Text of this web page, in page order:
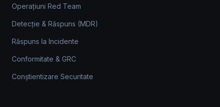
Operațiuni Red Team
Detecție & Răspuns (MDR)
Răspuns la Incidente
Conformitate & GRC
Conștientizare Securitate